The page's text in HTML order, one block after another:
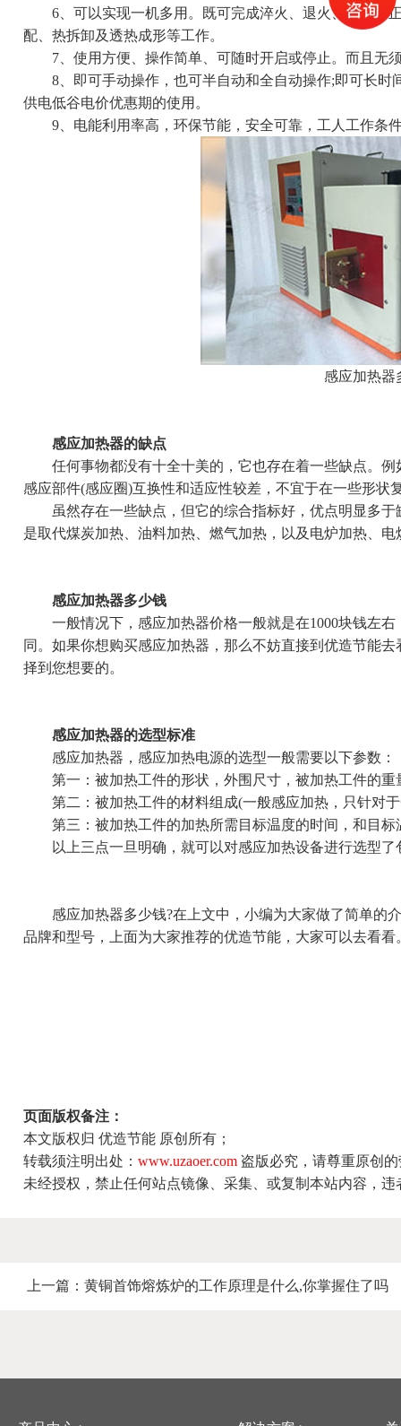
6、可以实现一机多用。既可完成淬火、退火、回火、
配、热拆卸及透热成形等工作。
7、使用方便、操作简单、可随时开启或停止。而且无
8、即可手动操作，也可半自动和全自动操作;即可长时
供电低谷电价优惠期的使用。
9、电能利用率高，环保节能，安全可靠，工人工作条
感应加热器
感应加热器的缺点
任何事物都没有十全十美的，它也存在着一些缺点。例
感应部件(感应圈)互换性和适应性较差，不宜于在一些形状
虽然存在一些缺点，但它的综合指标好，优点明显多于
是取代煤炭加热、油料加热、燃气加热，以及电炉加热、
感应加热器多少钱
一般情况下，感应加热器价格一般就是在1000块钱左右
同。如果你想购买感应加热器，那么不妨直接到优造节能
择到您想要的。
感应加热器的选型标准
感应加热器，感应加热电源的选型一般需要以下参数：
第一：被加热工件的形状，外围尺寸，被加热工件的重
第二：被加热工件的材料组成(一般感应加热，只针对于
第三：被加热工件的加热所需目标温度的时间，和目标
以上三点一旦明确，就可以对感应加热设备进行选型了
感应加热器多少钱?在上文中，小编为大家做了简单的
品牌和型号，上面为大家推荐的优造节能，大家可以去看看
页面版权备注：
本文版权归 优造节能 原创所有；
转载须注明出处： www.uzaoer.com 盗版必究，请尊重原创
未经授权，禁止任何站点镜像、采集、或复制本站内容，
上一篇： 黄铜首饰熔炼炉的工作原理是什么,你掌握住了吗